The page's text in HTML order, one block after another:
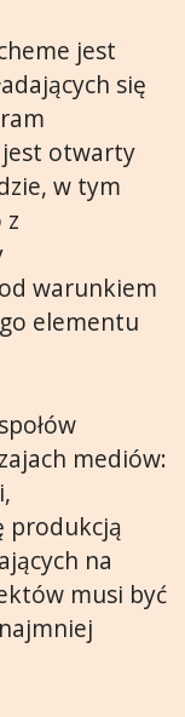
jest
się
otwarty
w tym
z
warunkiem
elementu
mediów:
produkcją
na
musi być